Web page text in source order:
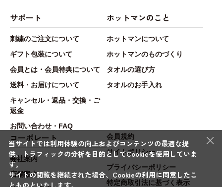
サポート
刺繍のご注文について
ギフト包装について
会員とは・会員特典について
送料・お届けについて
キャンセル・返品・交換・ご
返金
お問い合わせ・FAQ
ホットマンのこと
ホットマンについて
ホットマンのものづくり
タオルの選び方
タオルのお手入れ
コーポレート
会社案内
店舗案内
会員規約
サイトポリシー
プライバシーポリシー
特定商取引法に基づく表示
×
当サイトでは利用体験の向上およびコンテンツの最適な提
供、トラフィックの分析を目的としてCookieを使用していま
す。
サイトの閲覧を継続された場合、Cookieの利用に同意したこ